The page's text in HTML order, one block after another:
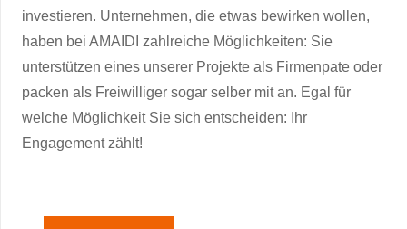
investieren. Unternehmen, die etwas bewirken wollen,
haben bei AMAIDI zahlreiche Möglichkeiten: Sie
unterstützen eines unserer Projekte als Firmenpate oder
packen als Freiwilliger sogar selber mit an. Egal für
welche Möglichkeit Sie sich entscheiden: Ihr
Engagement zählt!